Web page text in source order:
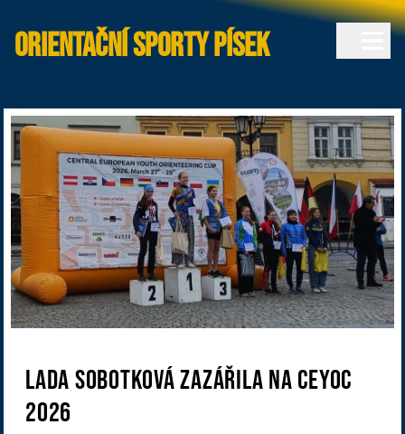
Orientační sporty Písek
Lada Sobotková zazářila na CEYOC
2026